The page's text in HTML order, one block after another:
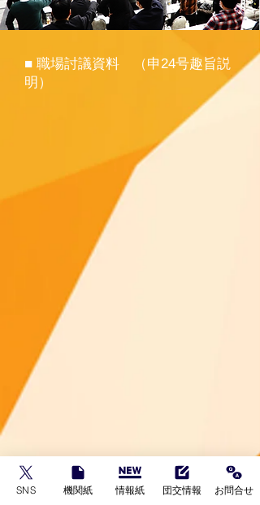
■​ 職場討議資料 （申24号趣旨説
明）
SNS 機関紙 情報紙 団交情報 お問合せ